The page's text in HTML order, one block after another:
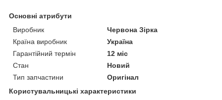
Основні атрибути
Виробник
Червона Зірка
Країна виробник
Україна
Гарантійний термін
12 міс
Стан
Новий
Тип запчастини
Оригінал
Користувальницькі характеристики